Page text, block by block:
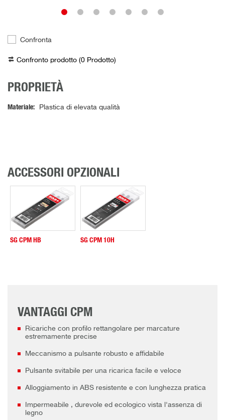
Confronta
Confronto prodotto (0 Prodotto)
PROPRIETÀ
Materiale Plastica di elevata qualità
ACCESSORI OPZIONALI
SG CPM HB SG CPM 10H
VANTAGGI CPM
Ricariche con profilo rettangolare per marcature
estremamente precise
Meccanismo a pulsante robusto e affidabile
Pulsante svitabile per una ricarica facile e veloce
Alloggiamento in ABS resistente e con lunghezza pratica
Impermeabile , durevole ed ecologico vista l'assenza di
legno